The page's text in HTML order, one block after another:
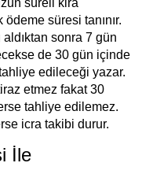
süreli kira
süresi tanınır.
sonra 7 gün
de 30 gün içinde
edileceği yazar.
etmez fakat 30
tahliye edilemez.
icra takibi durur.
İle